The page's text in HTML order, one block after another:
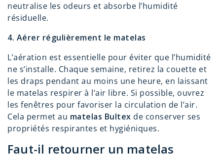
neutralise les odeurs et absorbe l’humidité
résiduelle.
4. Aérer régulièrement le matelas
L’aération est essentielle pour éviter que l’humidité
ne s’installe. Chaque semaine, retirez la couette et
les draps pendant au moins une heure, en laissant
le matelas respirer à l’air libre. Si possible, ouvrez
les fenêtres pour favoriser la circulation de l’air.
Cela permet au matelas Bultex de conserver ses
propriétés respirantes et hygiéniques.
Faut-il retourner un matelas